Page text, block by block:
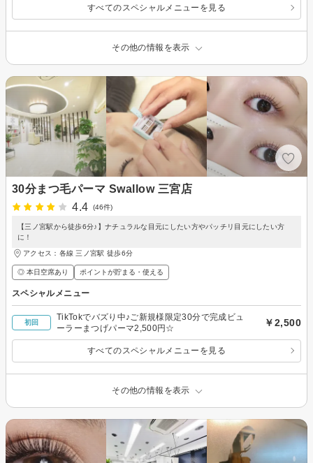
すべてのスペシャルメニューを見る
その他の情報を表示
30分まつ毛パーマ Swallow 三宮店
4.4
(46件)
【三ノ宮駅から徒歩6分♪】ナチュラルな目元にしたい方やパッチリ目元にしたい方
に！
アクセス：各線 三ノ宮駅 徒歩6分
◎ 本日空席あり ポイントが貯まる・使える
スペシャルメニュー
初回
TikTokでバズり中♪ご新規様限定30分で完成ビュ
ーラーまつげパーマ2,500円☆
￥2,500
すべてのスペシャルメニューを見る
その他の情報を表示